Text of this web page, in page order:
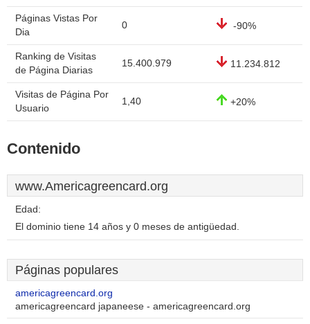
Páginas Vistas Por
Dia
0 -90%
Ranking de Visitas
de Página Diarias
15.400.979 11.234.812
Visitas de Página Por
Usuario
1,40 +20%
Contenido
www.Americagreencard.org
Edad:
El dominio tiene 14 años y 0 meses de antigüedad.
Páginas populares
americagreencard.org
americagreencard japaneese - americagreencard.org